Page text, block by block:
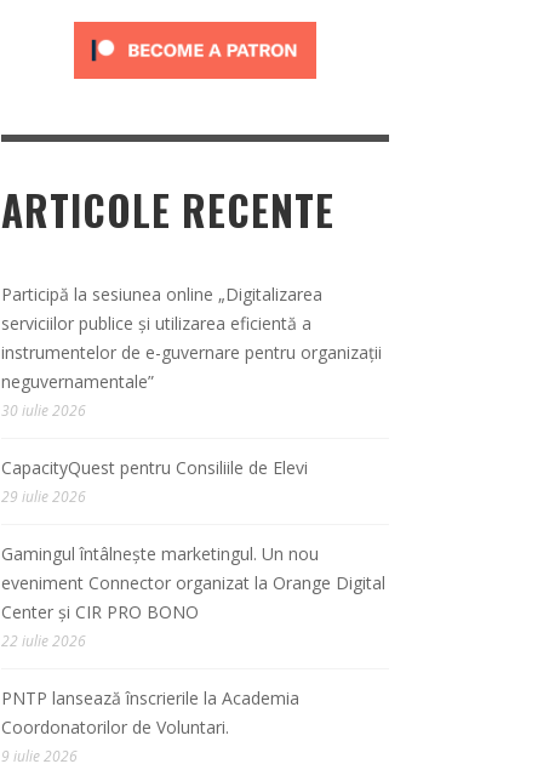
ARTICOLE RECENTE
Participă la sesiunea online „Digitalizarea
serviciilor publice și utilizarea eficientă a
instrumentelor de e-guvernare pentru organizații
neguvernamentale”
30 iulie 2026
CapacityQuest pentru Consiliile de Elevi
29 iulie 2026
Gamingul întâlnește marketingul. Un nou
eveniment Connector organizat la Orange Digital
Center și CIR PRO BONO
22 iulie 2026
PNTP lansează înscrierile la Academia
Coordonatorilor de Voluntari.
9 iulie 2026